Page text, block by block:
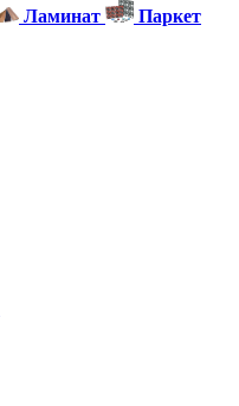
Ламинат
Паркет